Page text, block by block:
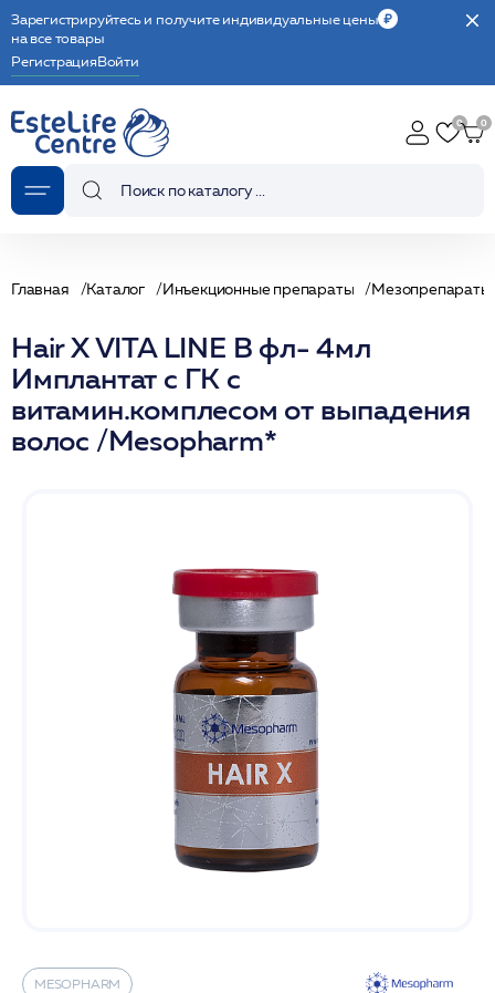
Зарегистрируйтесь и получите индивидуальные цены
на все товары
РегистрацияВойти
Главная Каталог Инъекционные препараты Мезопрепараты
Hair X VITA LINE B фл- 4мл
Имплантат с ГК с
витамин.комплесом от выпадения
волос /Mesopharm*
MESOPHARM